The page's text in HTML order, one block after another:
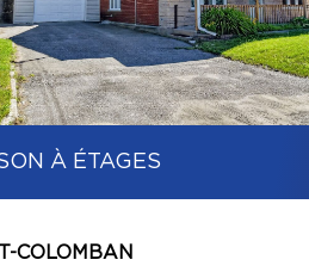
À ÉTAGES
COLOMBAN